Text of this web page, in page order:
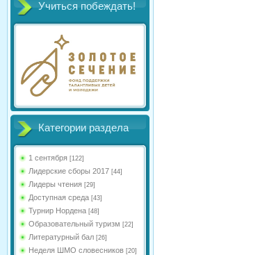
Учиться побеждать!
Категории раздела
1 сентября [122]
Лидерские сборы 2017 [44]
Лидеры чтения [29]
Доступная среда [43]
Турнир Нордена [48]
Образовательный туризм [22]
Литературный бал [26]
Неделя ШМО словесников [20]